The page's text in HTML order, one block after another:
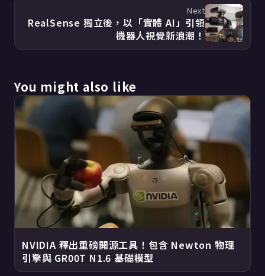
Next
RealSense 獨立後，以「實體 AI」引領
機器人視覺新浪潮！
You might also like
NVIDIA 釋出重磅開源工具！包含 Newton 物理
引擎與 GR00T N1.6 基礎模型